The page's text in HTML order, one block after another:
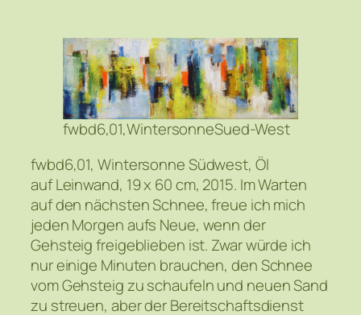
fwbd6,01,WintersonneSued-West
fwbd6,01, Wintersonne Südwest, Öl
auf Leinwand, 19 x 60 cm, 2015. Im Warten
auf den nächsten Schnee, freue ich mich
jeden Morgen aufs Neue, wenn der
Gehsteig freigeblieben ist. Zwar würde ich
nur einige Minuten brauchen, den Schnee
vom Gehsteig zu schaufeln und neuen Sand
zu streuen, aber der Bereitschaftsdienst